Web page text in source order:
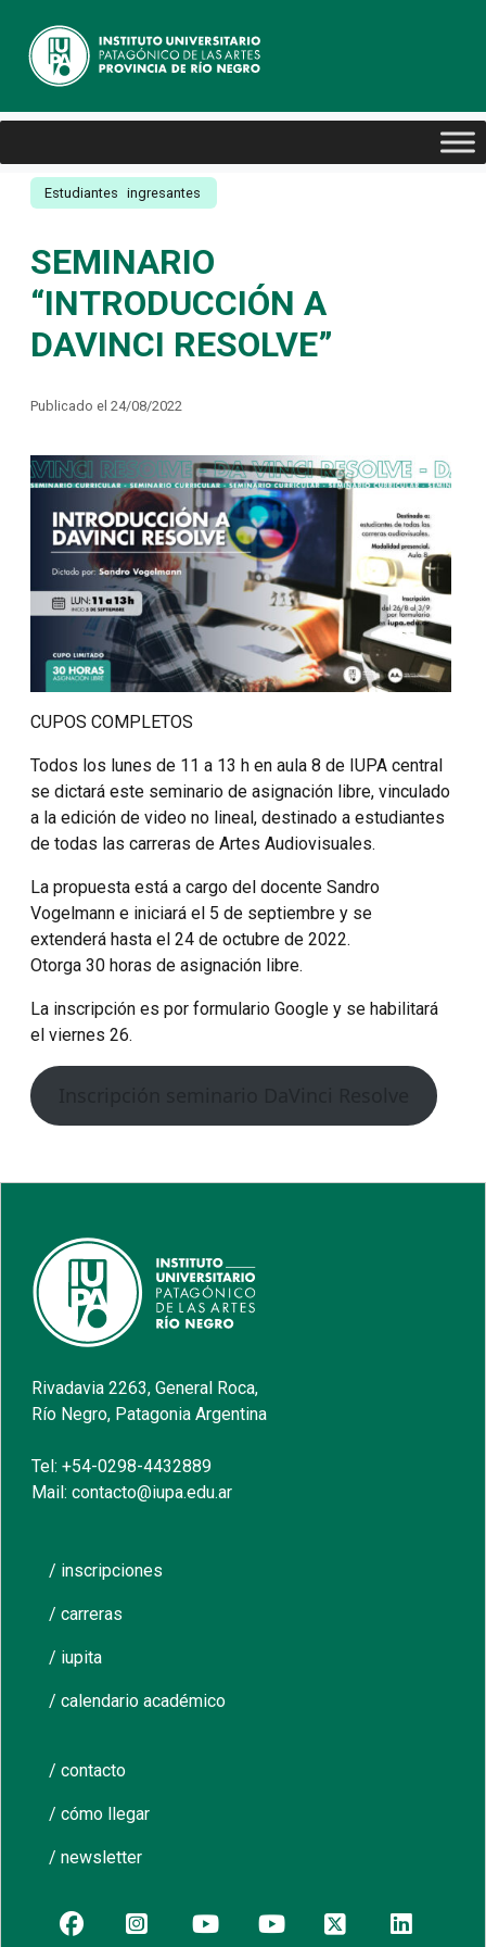
Estudiantes ingresantes
SEMINARIO
“INTRODUCCIÓN A
DAVINCI RESOLVE”
Publicado el 24/08/2022
CUPOS COMPLETOS
Todos los lunes de 11 a 13 h en aula 8 de IUPA central
se dictará este seminario de asignación libre, vinculado
a la edición de video no lineal, destinado a estudiantes
de todas las carreras de Artes Audiovisuales.
La propuesta está a cargo del docente Sandro
Vogelmann e iniciará el 5 de septiembre y se
extenderá hasta el 24 de octubre de 2022.
Otorga 30 horas de asignación libre.
La inscripción es por formulario Google y se habilitará
el viernes 26.
Rivadavia 2263, General Roca,
Río Negro, Patagonia Argentina
Tel: +54-0298-4432889
Mail: contacto@iupa.edu.ar
/ inscripciones
/ carreras
/ iupita
/ calendario académico
/ contacto
/ cómo llegar
/ newsletter